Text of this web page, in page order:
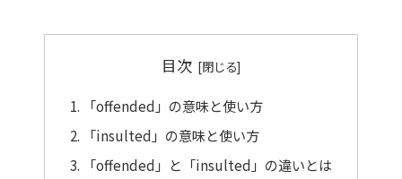
目次
「offended」の意味と使い方
「insulted」の意味と使い方
「offended」と「insulted」の違いとは